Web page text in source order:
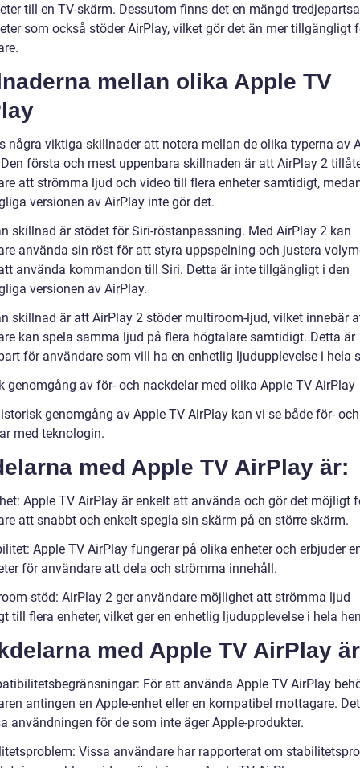
till en TV-skärm. Dessutom finns det en mängd
som också stöder AirPlay, vilket gör det än mer tillgängligt
mellan olika Apple TV
några viktiga skillnader att notera mellan de olika typerna av
första och mest uppenbara skillnaden är att AirPlay 2
att strömma ljud och video till flera enheter samtidigt,
versionen av AirPlay inte gör det.
skillnad är stödet för Siri-röstanpassning. Med AirPlay 2 kan
använda sin röst för att styra uppspelning och justera
använda kommandon till Siri. Detta är inte tillgängligt i den
versionen av AirPlay.
skillnad är att AirPlay 2 stöder multiroom-ljud, vilket innebär
kan spela samma ljud på flera högtalare samtidigt. Detta är
för användare som vill ha en enhetlig ljudupplevelse i hela
genomgång av för- och nackdelar med olika Apple TV AirPlay
genomgång av Apple TV AirPlay kan vi se både för- och
med teknologin.
med Apple TV AirPlay är:
Apple TV AirPlay är enkelt att använda och gör det möjligt
att snabbt och enkelt spegla sin skärm på en större skärm.
Apple TV AirPlay fungerar på olika enheter och erbjuder
för användare att dela och strömma innehåll.
stöd: AirPlay 2 ger användare möjlighet att strömma ljud
till flera enheter, vilket ger en enhetlig ljudupplevelse i hela
med Apple TV AirPlay
För att använda Apple TV AirPlay
antingen en Apple-enhet eller en kompatibel mottagare.
användningen för de som inte äger Apple-produkter.
Vissa användare har rapporterat om